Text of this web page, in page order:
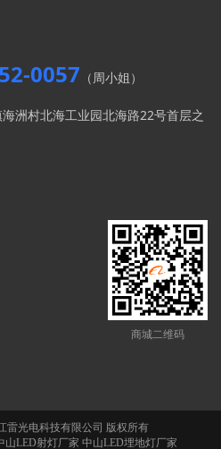
0057 （周小姐）
洲村北海工业园北海路22号首层之
商城二维码
雷光电科技有限公司 版权所有
山LED射灯厂家 中山LED埋地灯厂家